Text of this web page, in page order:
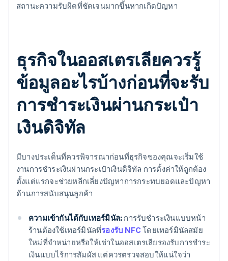
สถานะความรับผิดที่ชัดเจนมากขึ้นหากเกิดปัญหา
ธุรกิจในออสเตรเลียควรรู้
ข้อมูลอะไรบ้างก่อนที่จะรับ
การชำระเงินผ่านกระเป๋า
เงินดิจิทัล
มีบางประเด็นที่ควรพิจารณาก่อนที่ธุรกิจของคุณจะเริ่มใช้
งานการชำระเงินผ่านกระเป๋าเงินดิจิทัล การตั้งค่าให้ถูกต้อง
ตั้งแต่แรกจะช่วยหลีกเลี่ยงปัญหาการกระทบยอดและปัญหา
ด้านการสนับสนุนลูกค้า
ความเข้ากันได้กับเทอร์มินัล: การรับชำระเงินแบบหน้า
ร้านต้องใช้เทอร์มินัลที่รองรับ NFC โดยเทอร์มินัลสมัย
ใหม่ที่จำหน่ายหรือให้เช่าในออสเตรเลียรองรับการชำระ
เงินแบบไร้การสัมผัส แต่ควรตรวจสอบให้แน่ใจว่า